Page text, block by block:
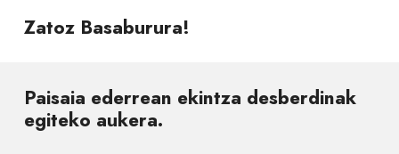
Zatoz Basaburura!
Paisaia ederrean ekintza desberdinak
egiteko aukera.